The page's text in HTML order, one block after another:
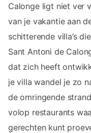
Calonge ligt niet ver
van je vakantie aan
schitterende villa’s
Sant Antoni de
dat zich heeft
je villa wandel je zo
de omringende
volop restaurants
gerechten kunt